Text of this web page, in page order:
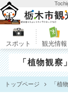
スポット 観光情報
「植物観
トップページ 「植